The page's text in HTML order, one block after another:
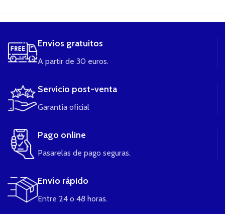
Envíos gratuitos
A partir de 30 euros.
Servicio post-venta
Garantía oficial
Pago online
Pasarelas de pago seguras.
Envío rápido
Entre 24 o 48 horas.